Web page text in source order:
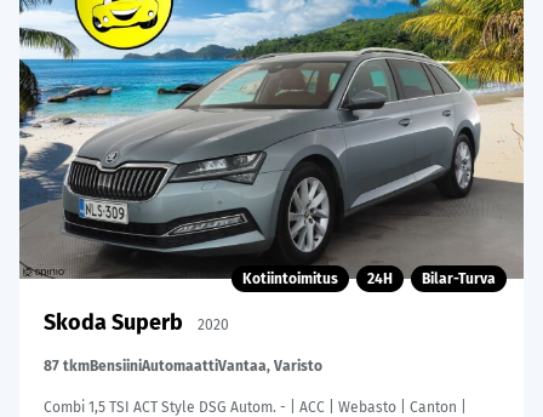
Kotiintoimitus 24H Bilar-Turva
Skoda Superb 2020
87 tkmBensiiniAutomaattiVantaa, Varisto
Combi 1,5 TSI ACT Style DSG Autom. - | ACC | Webasto | Canton |